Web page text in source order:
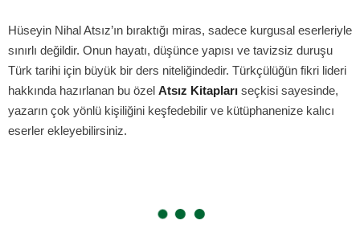
Hüseyin Nihal Atsız’ın bıraktığı miras, sadece kurgusal eserleriyle
sınırlı değildir. Onun hayatı, düşünce yapısı ve tavizsiz duruşu
Türk tarihi için büyük bir ders niteliğindedir. Türkçülüğün fikri lideri
hakkında hazırlanan bu özel Atsız Kitapları seçkisi sayesinde,
yazarın çok yönlü kişiliğini keşfedebilir ve kütüphanenize kalıcı
eserler ekleyebilirsiniz.